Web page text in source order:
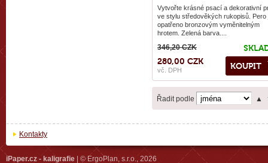
Vytvořte krásné psací a dekorativní
ve stylu středověkých rukopisů. Pero
opatřeno bronzovým vyměnitelným
hrotem. Zelená barva....
KOUPIT
346,20 CZK
280,00 CZK
vč. DPH
Řadit podle ▲
Kontakty
iPaper.cz - kaligrafie | © ErgoPlan, s.r.o., 2026